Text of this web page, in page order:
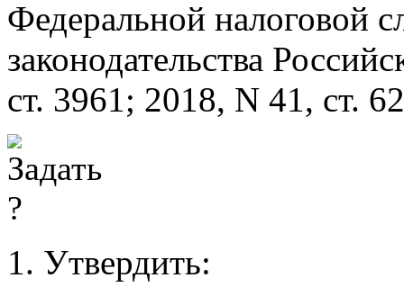
Федеральной налоговой
законодательства
ст. 3961; 2018, N 41, ст.
1. Утвердить: